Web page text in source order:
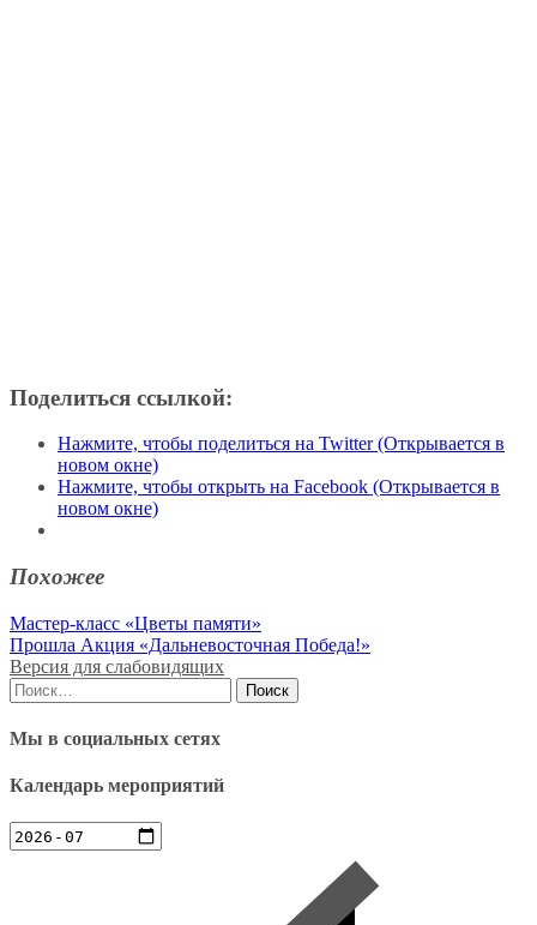
Поделиться ссылкой:
Нажмите, чтобы поделиться на Twitter (Открывается в
новом окне)
Нажмите, чтобы открыть на Facebook (Открывается в
новом окне)
Похожее
Навигация
по
записям
Мастер-класс «Цветы памяти»
Прошла Акция «Дальневосточная Победа!»
Версия для слабовидящих
Найти:
Мы в социальных сетях
Календарь мероприятий